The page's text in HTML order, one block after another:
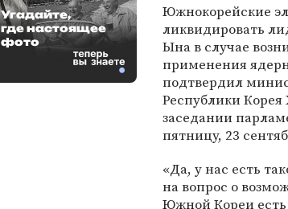
Южнокорейские
ликвидировать
Ына в случае
применения
подтвердил
Республики
заседании
пятницу, 23
«Да, у нас есть
на вопрос о
Южной Кореи есть
Угадайте,
где настоящее
фото